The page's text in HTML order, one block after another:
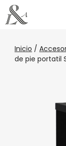
Inicio /
de pie portatil